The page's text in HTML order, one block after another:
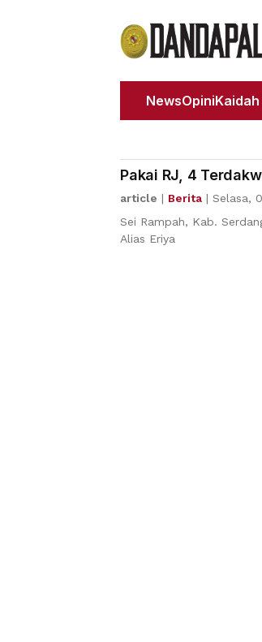
NewsOpini
Pakai RJ, 4
article | Berita | Selasa,
Sei Rampah, Kab.
Alias Eriya